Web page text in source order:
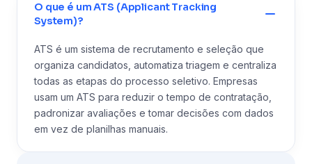
O que é um ATS (Applicant Tracking
System)?
ATS é um sistema de recrutamento e seleção que
organiza candidatos, automatiza triagem e centraliza
todas as etapas do processo seletivo. Empresas
usam um ATS para reduzir o tempo de contratação,
padronizar avaliações e tomar decisões com dados
em vez de planilhas manuais.